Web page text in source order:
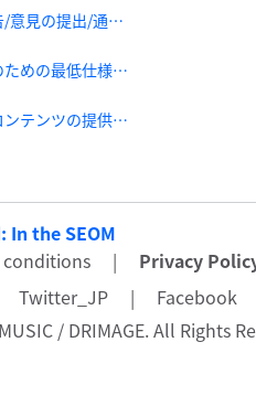
不具合の報告/意見の提出/通報のやり方を教えてください。
ゲーム実行のための最低仕様を教えてください。
有料ガチャコンテンツの提供割合のご案内 - ラッキーボックス
In the SEOM
| Privacy
Twitter_JP | Facebook
/ DRIMAGE. All Rights